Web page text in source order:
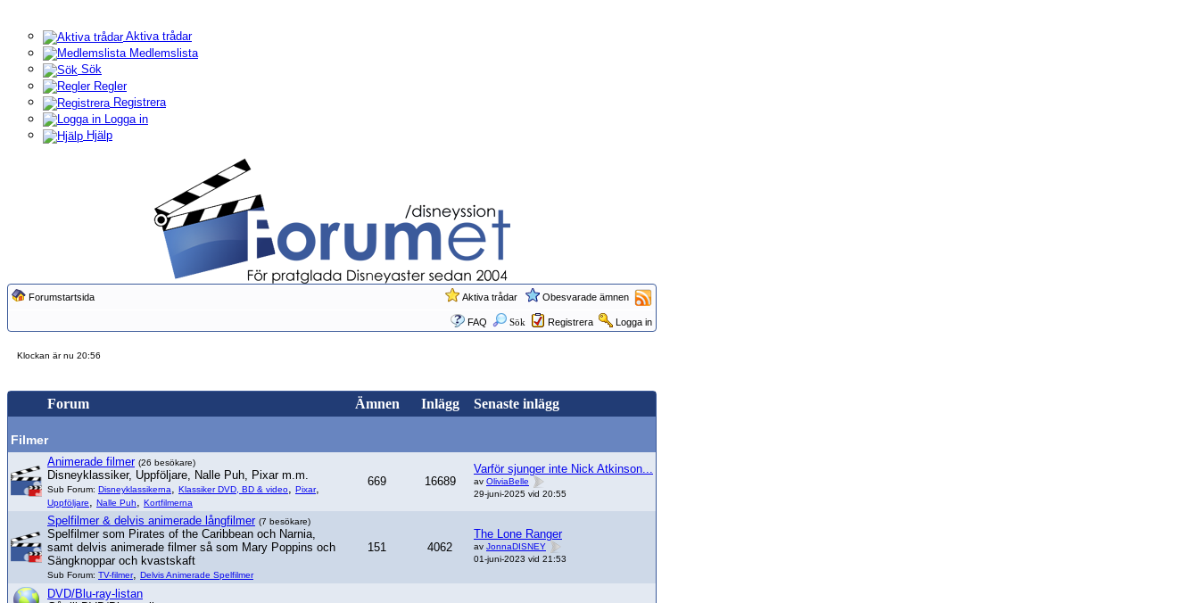
Aktiva trådar
Medlemslista
Sök
Regler
Registrera
Logga in
Hjälp
Forumstartsida Aktiva trådar Obesvarade ämnen
FAQ Sök Registrera Logga in
Klockan är nu 20:56
Forum Ämnen Inlägg Senaste inlägg
Filmer
Animerade filmer (26 besökare)
Disneyklassiker, Uppföljare, Nalle Puh, Pixar m.m.
Sub Forum: Disneyklassikerna Klassiker DVD, BD & video Pixar,
Uppföljare Nalle Puh Kortfilmerna
669 16689
Varför sjunger inte Nick Atkinson...
av OliviaBelle
29-juni-2025 vid 20:55
Spelfilmer & delvis animerade långfilmer (7 besökare)
Spelfilmer som Pirates of the Caribbean och Narnia,
samt delvis animerade filmer så som Mary Poppins och
Sängknoppar och kvastskaft
Sub Forum: TV-filmer, Delvis Animerade Spelfilmer
151 4062
The Lone Ranger
av JonnaDISNEY
01-juni-2023 vid 21:53
DVD/Blu-ray-listan